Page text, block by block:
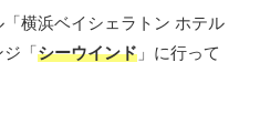
横浜ベイシェラトン ホテル
ジ「シーウインド 」に行って